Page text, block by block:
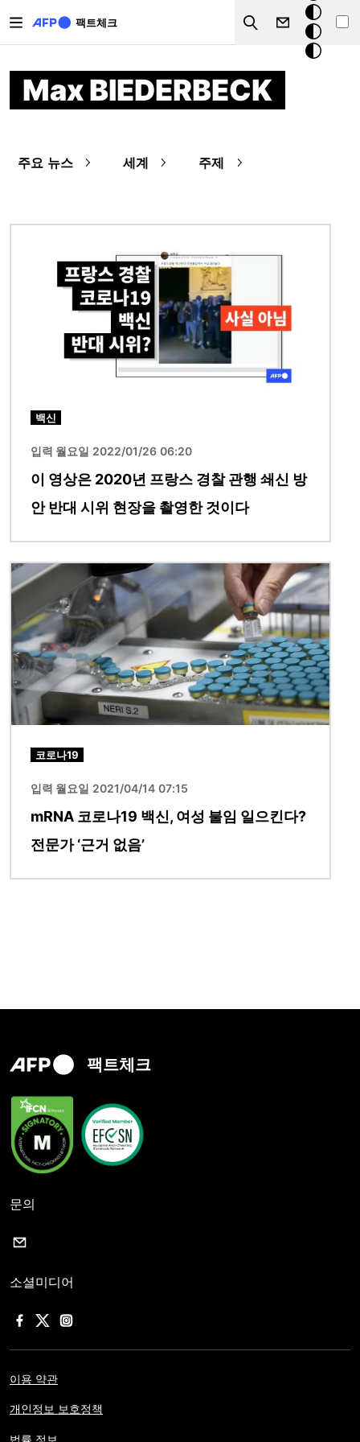
팩트체크
Search
크
모
드
Max BIEDERBECK
주요 뉴스 세계 주제
백신
입력 월요일 2022/01/26 06:20
이 영상은 2020년 프랑스 경찰 관행 쇄신 방
안 반대 시위 현장을 촬영한 것이다
이미지
코로나19
입력 월요일 2021/04/14 07:15
mRNA 코로나19 백신, 여성 불임 일으킨다?
전문가 ‘근거 없음’
팩트체크
문의
소셜미디어
이용 약관
개인정보 보호정책
법률 정보